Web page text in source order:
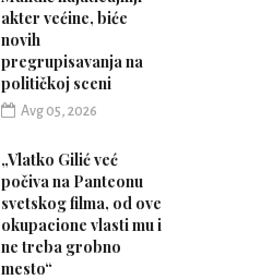
akter većine, biće
novih
pregrupisavanja na
političkoj sceni
Avg 05, 2026
„Vlatko Gilić već
počiva na Panteonu
svetskog filma, od ove
okupacione vlasti mu i
ne treba grobno
mesto“